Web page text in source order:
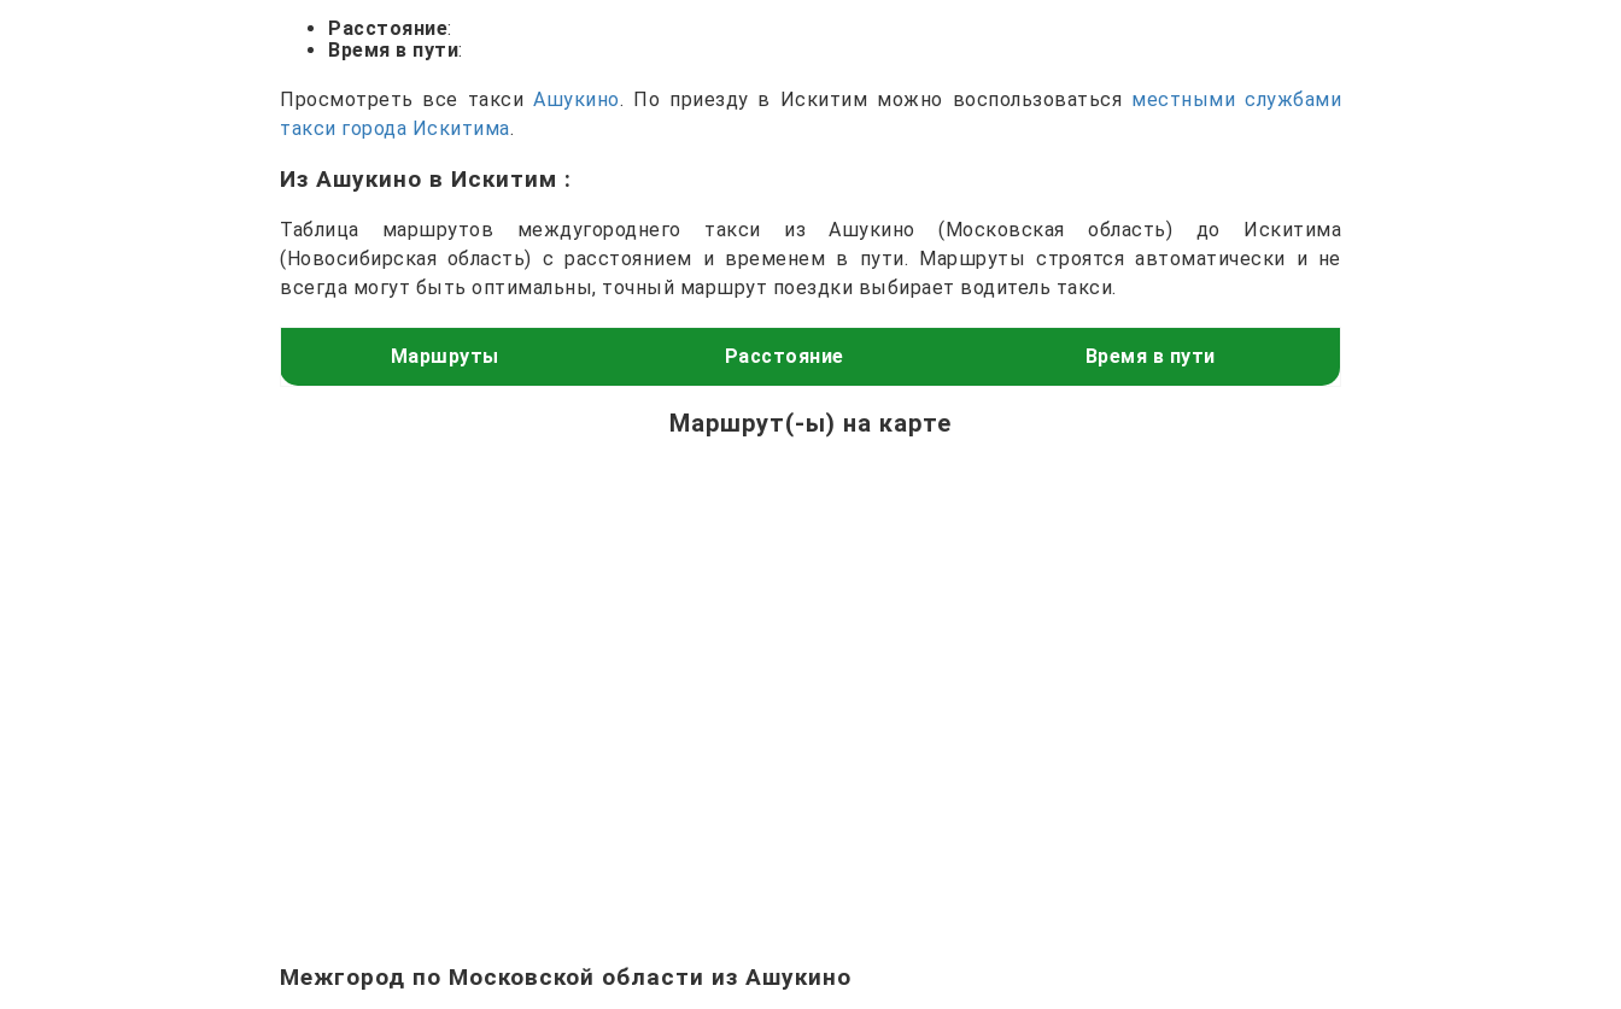
Расстояние:
Время в пути:
Просмотреть все таксиАшукино. По приезду в Искитим можно воспользоваться местными службами
такси города Искитима.
Из Ашукино в Искитим :
Таблица маршрутов междугороднего такси из Ашукино (Московская область) до Искитима
(Новосибирская область) с расстоянием и временем в пути. Маршруты строятся автоматически и не
всегда могут быть оптимальны, точный маршрут поездки выбирает водитель такси.
Маршруты Расстояние Время в пути
Маршрут(-ы) на карте
Межгород по Московской области из Ашукино